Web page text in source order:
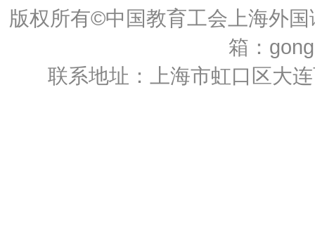
版权所有©中国教育工会上海外
箱：
联系地址：上海市虹口区大